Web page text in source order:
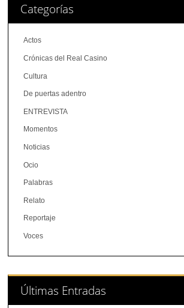
Categorías
Actos
Crónicas del Real Casino
Cultura
De puertas adentro
ENTREVISTA
Momentos
Noticias
Ocio
Palabras
Relato
Reportaje
Voces
Últimas Entradas